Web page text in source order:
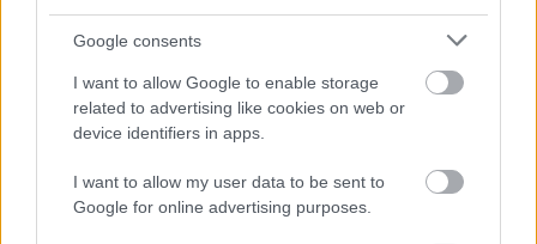
Google consents
I want to allow Google to enable storage
related to advertising like cookies on web or
device identifiers in apps.
I want to allow my user data to be sent to
Google for online advertising purposes.
1 napja
Hakkinen megtartaná a Norris-Piastri párost a
McLarennél, nem borítaná fel Verstappenért